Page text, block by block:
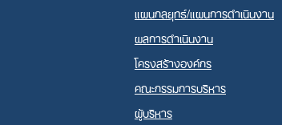
แผนกลยุทธ์/แผนการดำเนินงาน
ผลการดำเนินงาน
โครงสร้างองค์กร
คณะกรรมการบริหาร
ผู้บริหาร